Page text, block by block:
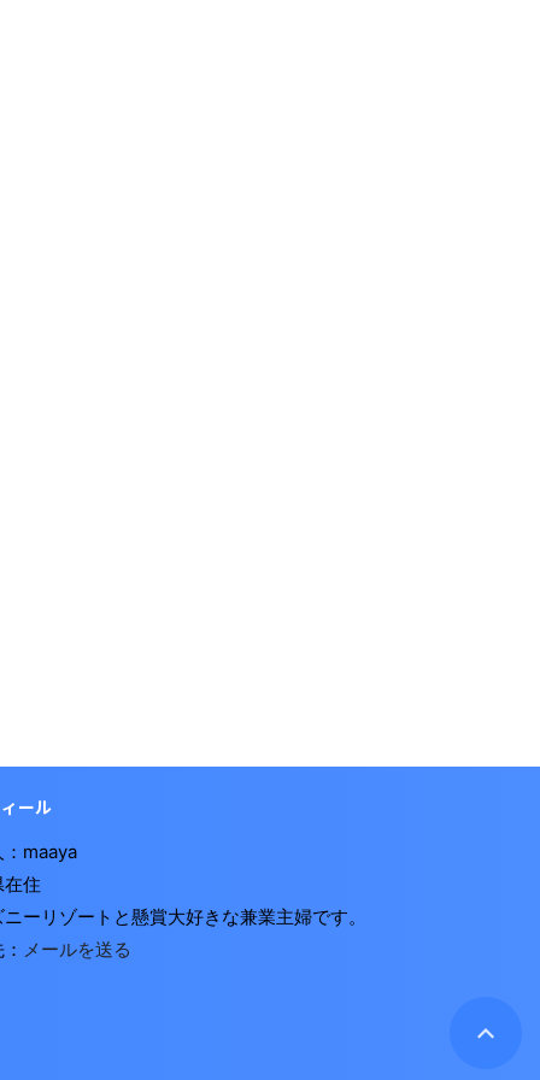
ール
maaya
住
ーリゾートと懸賞大好きな兼業主婦です。
メールを送る